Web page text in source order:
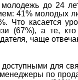
до 24
41% молодых
Что касается
(67%), а те,
чаще
для
по